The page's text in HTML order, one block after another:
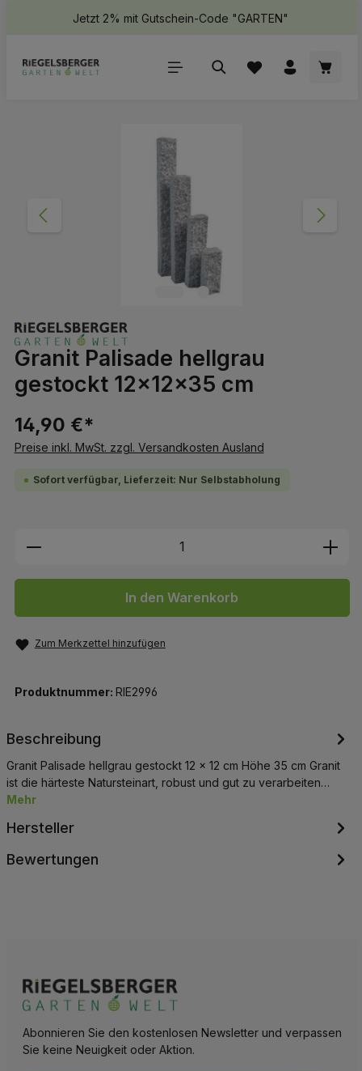
springenJetzt 2% mit Gutschein-Code "GARTEN"
Granit Palisade hellgrau
gestockt 12x12x35 cm
14,90 €*
Preise inkl. MwSt. zzgl. Versandkosten Ausland
Sofort verfügbar, Lieferzeit: Nur Selbstabholung
Produkt Anzahl: Gib den
In den Warenkorb
Zum Merkzettel hinzufügen
Produktnummer: RIE2996
Beschreibung
Granit Palisade hellgrau gestockt 12 x 12 cm Höhe 35 cm Granit
ist die härteste Natursteinart, robust und gut zu verarbeiten…
Mehr
Hersteller
Bewertungen
Abonnieren Sie den kostenlosen Newsletter und verpassen
Sie keine Neuigkeit oder Aktion.